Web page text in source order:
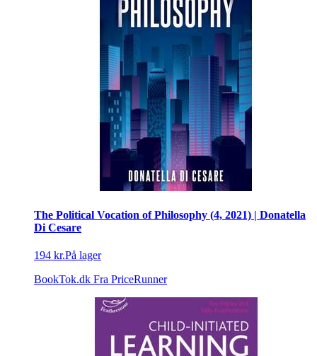
The Political Vocation of Philosophy (4, 2021) | Donatella
Di Cesare
194 kr.På lager
BookTok.dk Fra PriceRunner